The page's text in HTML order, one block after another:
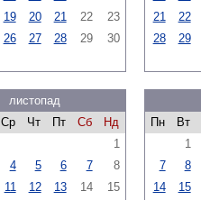
19 20 21 22
23
26 27 28 29
30
21
22
28
29
листопад
Ср Чт Пт Сб
Нд
1
4 5 6 7
8
11 12 13 14
15
Пн
Вт
1
7
8
14
15